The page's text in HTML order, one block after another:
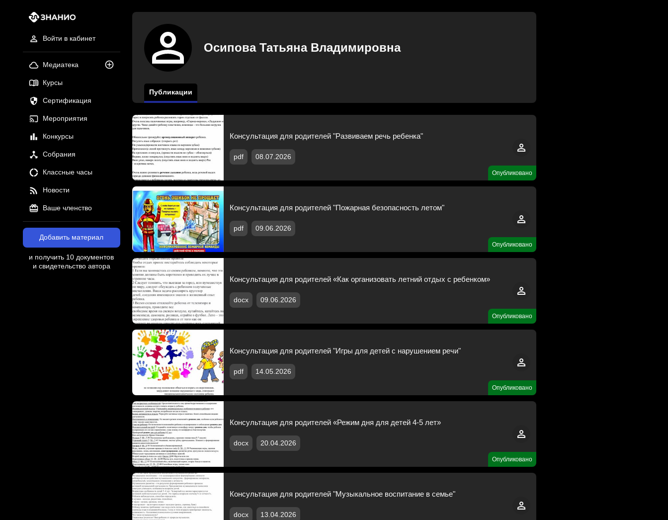
Войти в кабинет
Медиатека
Курсы
Сертификация
Мероприятия
Конкурсы
Собрания
Классные часы
Новости
Ваше членство
Добавить материал
и получить 10 документов
и свидетельство автора
Осипова Татьяна Владимировна
Публикации
Опубликовано
Консультация для родителей "Развиваем речь ребенка"
pdf 08.07.2026
Опубликовано
Консультация для родителей "Пожарная безопасность летом"
pdf 09.06.2026
Опубликовано
Консультация для родителей «Как организовать летний отдых с ребенком»
docx 09.06.2026
Опубликовано
Консультация для родителей "Игры для детей с нарушением речи"
pdf 14.05.2026
Опубликовано
Консультация для родителей «Режим дня для детей 4-5 лет»
docx 20.04.2026
Консультация для родителей "Музыкальное воспитание в семье"
docx 13.04.2026